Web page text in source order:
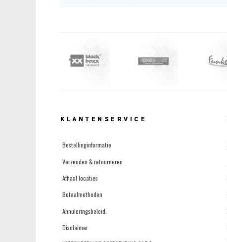
KLANTENSERVICE
Bestellinginformatie
Verzenden & retourneren
Afhaal locaties
Betaalmethoden
Annuleringsbeleid.
Disclaimer